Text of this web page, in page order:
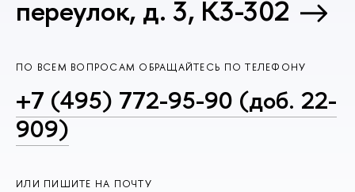
переулок, д. 3, К3-302
ПО ВСЕМ ВОПРОСАМ ОБРАЩАЙТЕСЬ ПО ТЕЛЕФОНУ
+7 (495) 772-95-90 (доб. 22-
909)
ИЛИ ПИШИТЕ НА ПОЧТУ